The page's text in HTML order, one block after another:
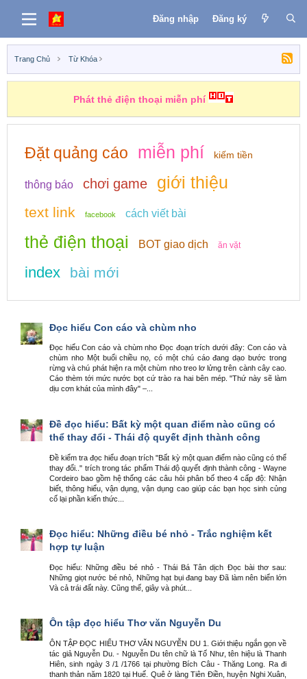
Đăng nhập Đăng ký
Trang Chủ Từ Khóa
Phát thẻ điện thoại miễn phí
Đặt quảng cáo miễn phí kiếm tiền
thông báo chơi game giới thiệu
text link facebook cách viết bài
thẻ điện thoại BOT giao dịch ăn vặt
index bài mới
Đọc hiểu Con cáo và chùm nho
Đọc hiểu Con cáo và chùm nho Đọc đoạn trích dưới đây: Con cáo và
chùm nho Một buổi chiều nọ, có một chú cáo đang dạo bước trong
rừng và chú phát hiện ra một chùm nho treo lơ lửng trên cành cây cao.
Cáo thèm tới mức nước bọt cứ trào ra hai bên mép. "Thứ này sẽ làm
dịu cơn khát của mình đây" –...
Đề đọc hiểu: Bất kỳ một quan điểm nào cũng có
thể thay đổi - Thái độ quyết định thành công
Đề kiểm tra đọc hiểu đoạn trích "Bất kỳ một quan điểm nào cũng có thể
thay đổi.." trích trong tác phẩm Thái độ quyết định thành công - Wayne
Cordeiro bao gồm hệ thống các câu hỏi phân bố theo 4 cấp độ: Nhận
biết, thông hiểu, vận dụng, vận dụng cao giúp các bạn học sinh củng
cố lại phần kiến thức...
Đọc hiểu: Những điều bé nhỏ - Trắc nghiệm kết
hợp tự luận
Đọc hiểu: Những điều bé nhỏ - Thái Bá Tân dịch Đọc bài thơ sau:
Những giọt nước bé nhỏ, Những hạt bụi đang bay Đã làm nên biển lớn
Và cả trái đất này. Cũng thế, giây và phút...
Ôn tập đọc hiểu Thơ văn Nguyễn Du
ÔN TẬP ĐỌC HIỂU THƠ VĂN NGUYỄN DU 1. Giới thiệu ngắn gọn về
tác giả Nguyễn Du. - Nguyễn Du tên chữ là Tố Như, tên hiệu là Thanh
Hiên, sinh ngày 3 /1 /1766 tại phường Bích Câu - Thăng Long. Ra đi
thanh thản năm 1820 tại Huế. Quê ở làng Tiên Điền, huyện Nghi Xuân,